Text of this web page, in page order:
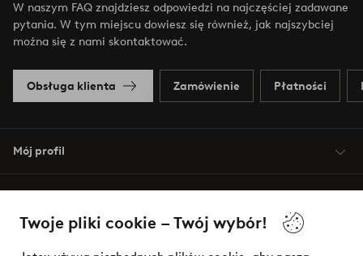
Twoje pliki cookie – Twój wybór!
W naszym FAQ znajdziesz odpowiedzi na najczęściej zadawane
pytania. W tym miejscu dowiesz się również, jak najszybciej
można się z nami skontaktować.
Obsługa klienta Zamówienie Płatności
Mój profil